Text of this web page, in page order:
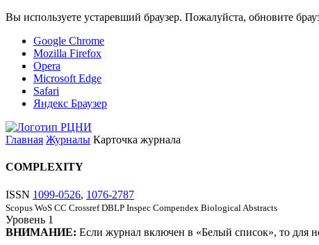
Вы используете устаревший браузер. Пожалуйста, обновите
Google Chrome
Mozilla Firefox
Opera
Microsoft Edge
Safari
Яндекс Браузер
Главная Журналы Карточка журнала
COMPLEXITY
ISSN 1099-0526, 1076-2787
Scopus WoS CC Crossref DBLP Inspec Compendex Biological Abstracts
Уровень 1
ВНИМАНИЕ: Если журнал включен в «Белый список», то для